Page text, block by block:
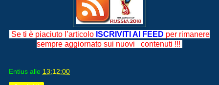
Se ti è piaciuto l’articolo ISCRIVITI AI FEED per rimanere
sempre aggiornato sui nuovi contenuti !!!
Entius alle 13:12:00